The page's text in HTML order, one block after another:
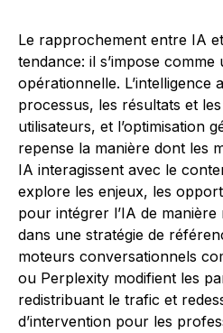
Le rapprochement entre IA
tendance: il s’impose comme
opérationnelle. L’intelligence
processus, les résultats et
utilisateurs, et l’optimisation
repense la manière dont les
IA interagissent avec le
explore les enjeux, les
pour intégrer l’IA de
dans une stratégie de
moteurs conversationnels
ou Perplexity modifient les
redistribuant le trafic et
d’intervention pour les